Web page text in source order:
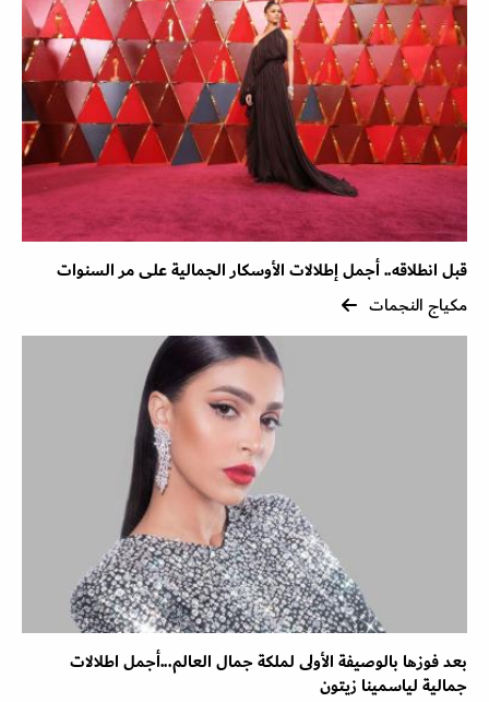
قبل انطلاقه.. أجمل إطلالات الأوسكار الجمالية على مر السنوات
مكياج النجمات
بعد فوزها بالوصيفة الأولى لملكة جمال العالم...أجمل اطلالات
جمالية لياسمينا زيتون